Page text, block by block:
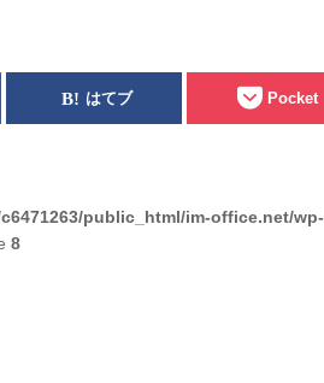
はてブ Pocket
public_html/im-office.net/wp-
8